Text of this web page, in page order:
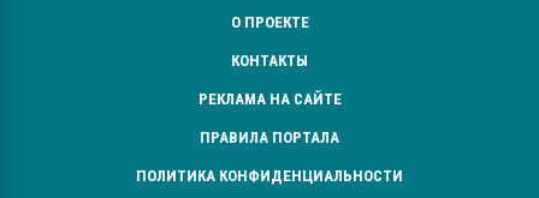
О ПРОЕКТЕ
КОНТАКТЫ
РЕКЛАМА НА САЙТЕ
ПРАВИЛА ПОРТАЛА
ПОЛИТИКА КОНФИДЕНЦИАЛЬНОСТИ